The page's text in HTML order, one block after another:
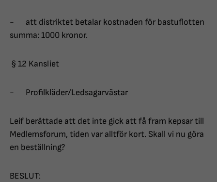
- att distriktet betalar kostnaden för bastuflotten
summa: 1000 kronor.
§ 12 Kansliet
- Profilkläder/Ledsagarvästar
Leif berättade att det inte gick att få fram kepsar till
Medlemsforum, tiden var alltför kort. Skall vi nu göra
en beställning?
BESLUT: